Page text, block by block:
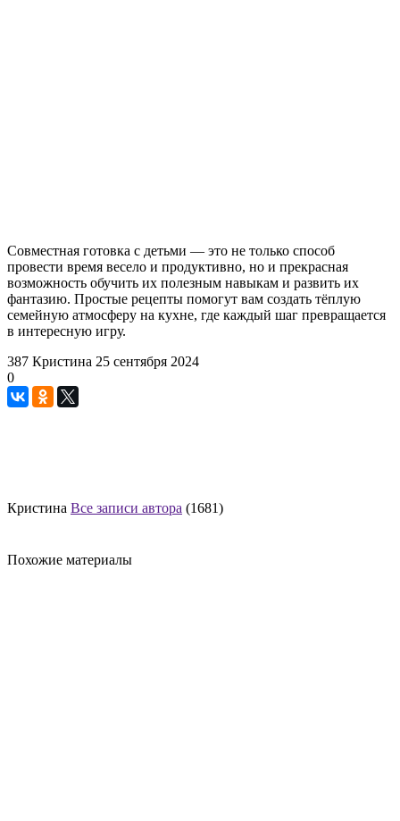
Совместная готовка с детьми — это не только способ
провести время весело и продуктивно, но и прекрасная
возможность обучить их полезным навыкам и развить их
фантазию. Простые рецепты помогут вам создать тёплую
семейную атмосферу на кухне, где каждый шаг превращается
в интересную игру.
387 Кристина 25 сентября 2024
0
Кристина Все записи автора (1681)
Похожие материалы